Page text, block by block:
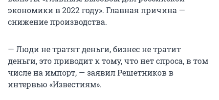
экономики в 2022 году». Главная причина —
снижение производства.
— Люди не тратят деньги, бизнес не тратит
деньги, это приводит к тому, что нет спроса, в том
числе на импорт, — заявил Решетников в
интервью «Известиям».